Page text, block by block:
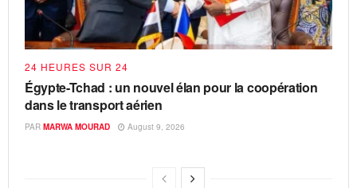
24 HEURES SUR 24
Égypte-Tchad : un nouvel élan pour la coopération
dans le transport aérien
PAR MARWA MOURAD August 9, 2026